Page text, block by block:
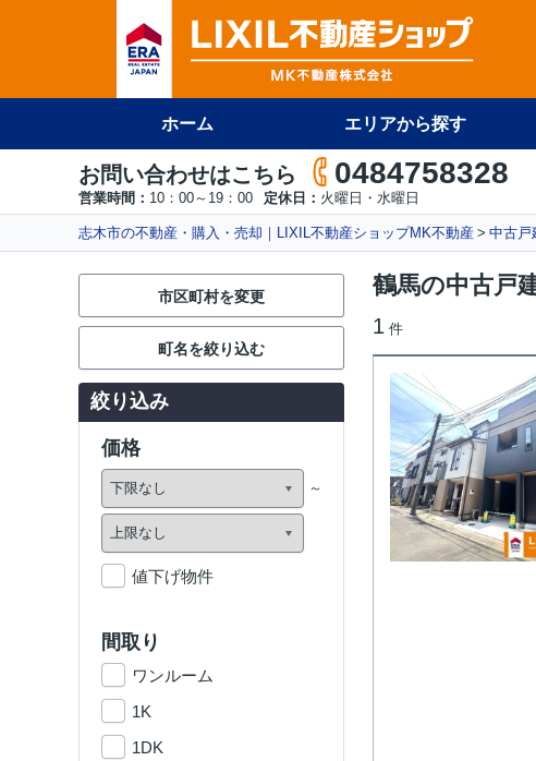
ホーム エリアから探す
お問い合わせはこちら 0484758328
営業時間： 10：00～19：00 定休日： 火曜日・水曜日
志木市の不動産・購入・売却｜LIXIL不動産ショップMK不動産 中古戸
鶴馬の中古戸
1 件
市区町村を変更
町名を絞り込む
絞り込み
価格
値下げ物件
間取り
ワンルーム
1K
1DK